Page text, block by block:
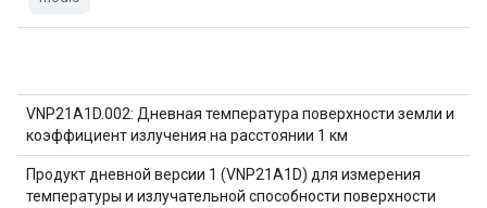
VNP21A1D.002: Дневная температура поверхности земли и
коэффициент излучения на расстоянии 1 км
Продукт дневной версии 1 (VNP21A1D) для измерения
температуры и излучательной способности поверхности